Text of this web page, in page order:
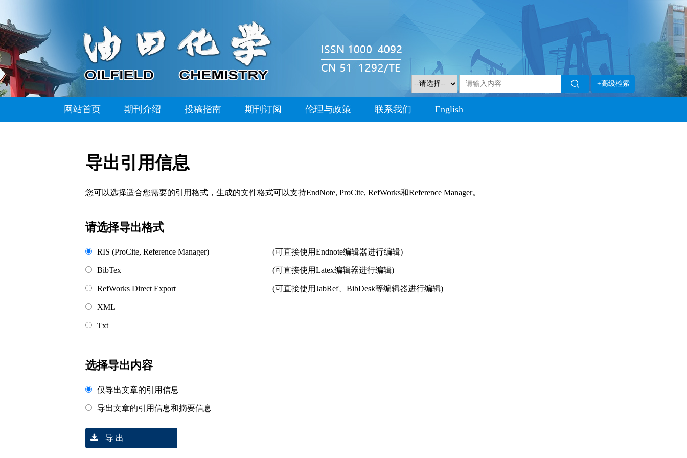
+高级检索
网站首页 期刊介绍 投稿指南 期刊订阅 伦理与政策 联系我们 English
导出引用信息
您可以选择适合您需要的引用格式，生成的文件格式可以支持EndNote, ProCite, RefWorks和Reference Manager。
请选择导出格式
RIS (ProCite, Reference Manager) (可直接使用Endnote编辑器进行编辑)
BibTex (可直接使用Latex编辑器进行编辑)
RefWorks Direct Export (可直接使用JabRef、BibDesk等编辑器进行编辑)
XML
Txt
选择导出内容
仅导出文章的引用信息
导出文章的引用信息和摘要信息
导 出